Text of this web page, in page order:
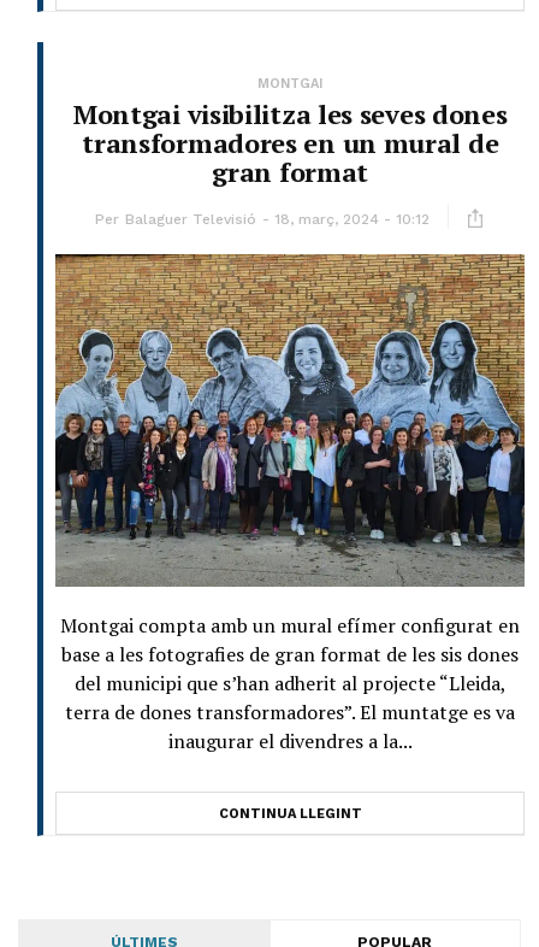
MONTGAI
Montgai visibilitza les seves dones
transformadores en un mural de
gran format
Per Balaguer Televisió 18, març, 2024 - 10:12
Montgai compta amb un mural efímer configurat en
base a les fotografies de gran format de les sis dones
del municipi que s’han adherit al projecte “Lleida,
terra de dones transformadores”. El muntatge es va
inaugurar el divendres a la...
CONTINUA LLEGINT
ÚLTIMES POPULAR